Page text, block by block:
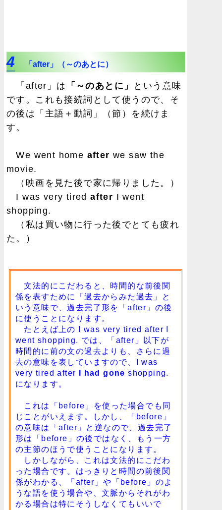
4 「after」（～のあとに）
「after」は 「～のあとに」
という意味
です。これも接続詞として使うので、そ
の後は「主語＋動詞」（節）を続けま
す。
We went home after we saw the
movie.
（映画を見た後で家に帰りました。）
I was very tiredafter I went
shopping.
（私は買い物に行った後でとても疲れ
た。）
文法的にこだわると、時間的な前後関
係を表すために「過去からみた過去」と
いう意味で、過去完了形を「after」の後
に使うことになります。
たとえば上の I was very tired after I
went shopping. では、「after」以下が
時間的に前の文の過去よりも、さらに過
去の意味を表していますので、I was
very tired after
I had gone shopping.
になります。
これは「before」を使った場合でも同
じことがいえます。しかし、「before」
の意味は「after」と逆なので、過去完了
形は「before」の後ではなく、もう一方
の主節のほうで使うことになります。
しかしながら、これは文法的にこだわ
った場合です。はっきりと時間の前後関
係がわかる、「after」や「before」のよ
うな語を使う場合や、文脈からそれがわ
かる場合は特にそうしなくてもいいで